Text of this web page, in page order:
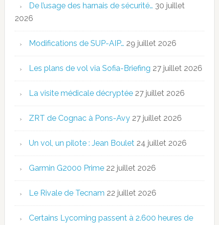
De l’usage des harnais de sécurité… 30 juillet
2026
Modifications de SUP-AIP… 29 juillet 2026
Les plans de vol via Sofia-Briefing 27 juillet 2026
La visite médicale décryptée 27 juillet 2026
ZRT de Cognac à Pons-Avy 27 juillet 2026
Un vol, un pilote : Jean Boulet 24 juillet 2026
Garmin G2000 Prime 22 juillet 2026
Le Rivale de Tecnam 22 juillet 2026
Certains Lycoming passent à 2.600 heures de